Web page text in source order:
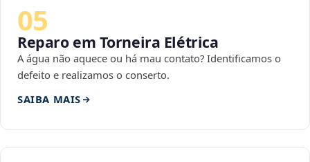
05
Reparo em Torneira Elétrica
A água não aquece ou há mau contato? Identificamos o
defeito e realizamos o conserto.
SAIBA MAIS